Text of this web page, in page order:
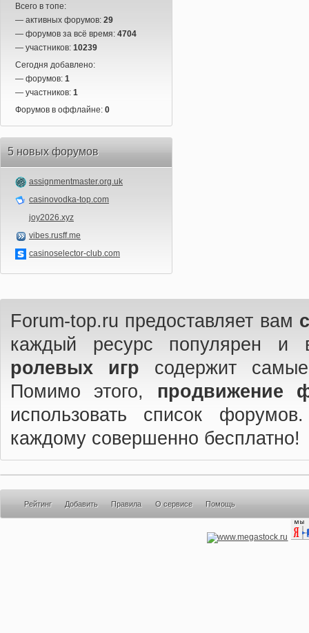
Всего в топе:
— активных форумов: 29
— форумов за всё время: 4704
— участников: 10239
Сегодня добавлено:
— форумов: 1
— участников: 1
Форумов в оффлайне: 0
5 новых форумов
assignmentmaster.org.uk
casinovodka-top.com
joy2026.xyz
vibes.rusff.me
casinoselector-club.com
Forum-top.ru предоставляет вам
каждый ресурс популярен
ролевых игр содержит
Помимо этого, продвижение
использовать список
каждому совершенно бесплатно!
Рейтинг Добавить Правила О сервисе Помощь